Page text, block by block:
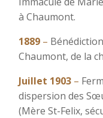
à Chaumont.
1889 –
Chaumont, de la
Juillet 1903 –
dispersion des
(Mère St-Felix,